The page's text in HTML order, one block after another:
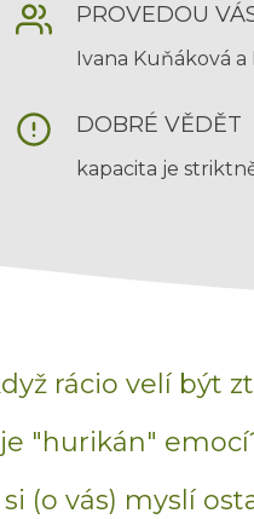
PROVEDOU
Ivana Kuňáková
DOBRÉ VĚDĚT
kapacita je
rácio velí být
"hurikán"
(o vás) myslí